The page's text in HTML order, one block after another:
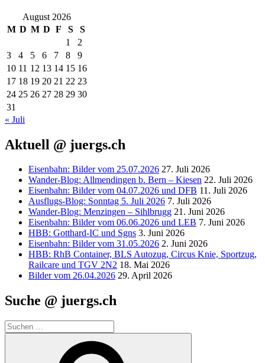
August 2026
M D M D F S
S
1
2
3
4 5 6 7 8
9
10 11 12 13 14 15 16
17 18 19 20 21 22 23
24 25 26 27 28 29 30
31
« Juli
Aktuell @ juergs.ch
Eisenbahn: Bilder vom 25.07.2026 27. Juli 2026
Wander-Blog: Allmendingen b. Bern – Kiesen 22. Juli 2026
Eisenbahn: Bilder vom 04.07.2026 und DFB 11. Juli 2026
Ausflugs-Blog: Sonntag 5. Juli 2026 7. Juli 2026
Wander-Blog: Menzingen – Sihlbrugg 21. Juni 2026
Eisenbahn: Bilder vom 06.06.2026 und LEB 7. Juni 2026
HBB: Gotthard-IC und Sgns 3. Juni 2026
Eisenbahn: Bilder vom 31.05.2026 2. Juni 2026
HBB: RhB Container, BLS Autozug, Circus Knie, Sportzug,
Railcare und TGV 2N2 18. Mai 2026
Bilder vom 26.04.2026 29. April 2026
Suche @ juergs.ch
Suchen
nach: